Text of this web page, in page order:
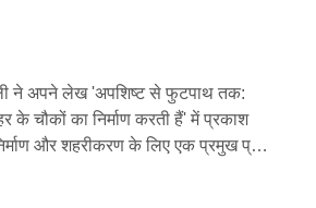
ने अपने लेख 'अपशिष्ट से फुटपाथ तक:
के चौकों का निर्माण करती हैं' में प्रकाश
और शहरीकरण के लिए एक प्रमुख प्रांत
रहा है। चीन की 'ज़ीरो-वेस्ट सिटी' पहल